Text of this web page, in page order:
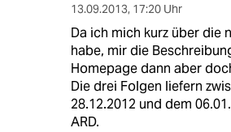
13.09.2013, 17:20 Uhr
Da ich mich kurz über die
habe, mir die
Homepage dann aber
Die drei Folgen liefern
28.12.2012 und dem
ARD.